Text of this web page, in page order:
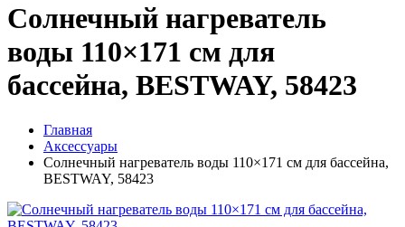
Солнечный нагреватель
воды 110×171 см для
бассейна, BESTWAY, 58423
Главная
Аксессуары
Солнечный нагреватель воды 110×171 см для бассейна,
BESTWAY, 58423